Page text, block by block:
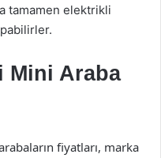
tamamen elektrikli
Mini Araba
fiyatları, marka